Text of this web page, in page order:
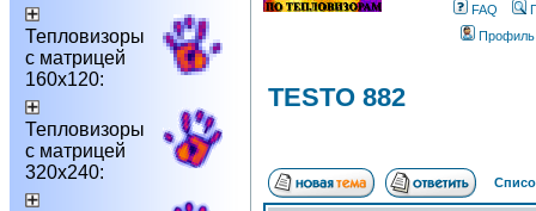
Тепловизоры
с матрицей
160х120:
Тепловизоры
с матрицей
320х240:
FAQ
Профиль
TESTO 882